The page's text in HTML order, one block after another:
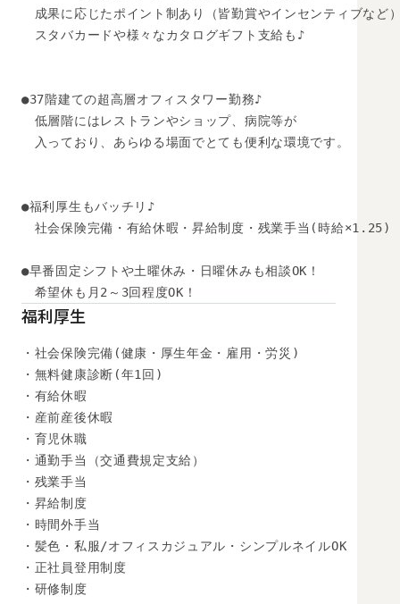
成果に応じたポイント制あり（皆勤賞やインセンティブなど
スタバカードや様々なカタログギフト支給も♪
●37階建ての超高層オフィスタワー勤務♪
低層階にはレストランやショップ、病院等が
入っており、あらゆる場面でとても便利な環境です。
●福利厚生もバッチリ♪
社会保険完備・有給休暇・昇給制度・残業手当(時給×1.25)
●早番固定シフトや土曜休み・日曜休みも相談OK！
希望休も月2～3回程度OK！
福利厚生
・社会保険完備(健康・厚生年金・雇用・労災)
・無料健康診断(年1回)
・有給休暇
・産前産後休暇
・育児休職
・通勤手当（交通費規定支給）
・残業手当
・昇給制度
・時間外手当
・髪色・私服/オフィスカジュアル・シンプルネイルOK
・正社員登用制度
・研修制度